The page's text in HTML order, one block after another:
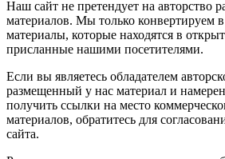
Наш сайт не претендует на авторство
материалов. Мы только конвертируем
материалы, которые находятся в
присланные нашими посетителями.
Если вы являетесь обладателем
размещенный у нас материал и
получить ссылки на место
материалов, обратитесь для
сайта.